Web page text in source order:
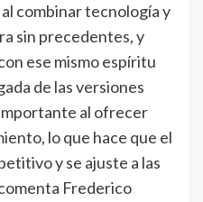
combinar tecnología y
sin precedentes, y
ese mismo espíritu
de las versiones
al ofrecer
lo que hace que el
y se ajuste a las
Frederico